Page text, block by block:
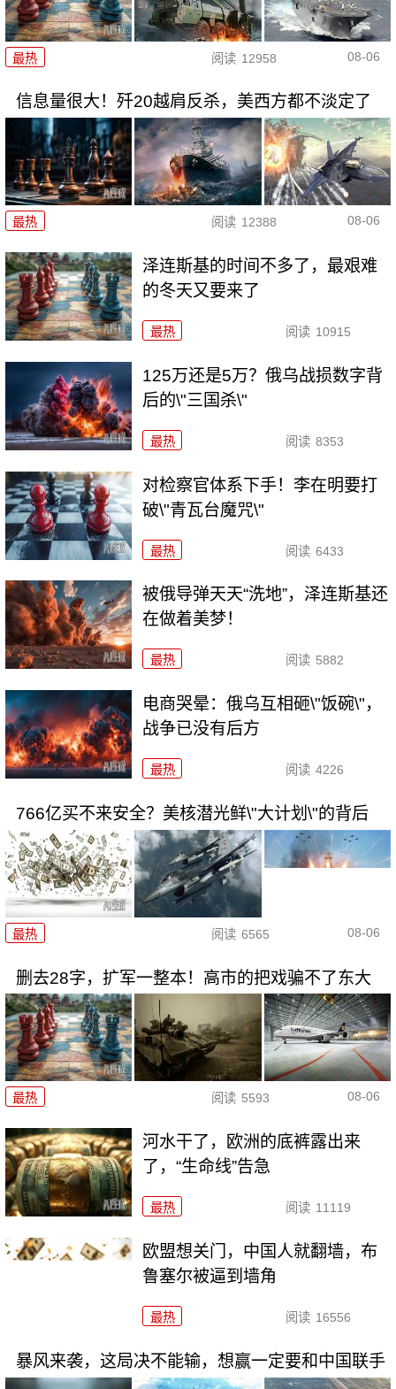
最热 阅读 12958 08-06
信息量很大！歼20越肩反杀，美西方都不淡定了
最热 阅读 12388 08-06
泽连斯基的时间不多了，最艰难
的冬天又要来了
最热 阅读 10915
125万还是5万？俄乌战损数字背
后的\"三国杀\"
最热 阅读 8353
对检察官体系下手！李在明要打
破\"青瓦台魔咒\"
最热 阅读 6433
被俄导弹天天“洗地”，泽连斯基还
在做着美梦！
最热 阅读 5882
电商哭晕：俄乌互相砸\"饭碗\"，
战争已没有后方
最热 阅读 4226
766亿买不来安全？美核潜光鲜\"大计划\"的背后
最热 阅读 6565 08-06
删去28字，扩军一整本！高市的把戏骗不了东大
最热 阅读 5593 08-06
河水干了，欧洲的底裤露出来
了，“生命线”告急
最热 阅读 11119
欧盟想关门，中国人就翻墙，布
鲁塞尔被逼到墙角
最热 阅读 16556
暴风来袭，这局决不能输，想赢一定要和中国联手